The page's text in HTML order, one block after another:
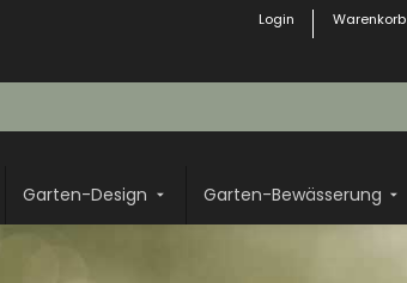
Login Warenkorb
Garten-Design Garten-Bewässerung